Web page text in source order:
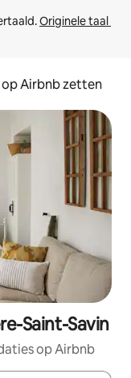
Originele taal
Airbnb zetten
Saint-Savin
op Airbnb